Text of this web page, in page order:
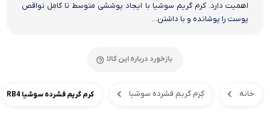
اهمیت دارد. کرم گریم سوشیا با ایجاد پوششی متوسط تا کامل نواقص
پوست را پوشانده و با داشتن...
بازخورد درباره این کالا
خانه کِرم گریم فشرده سوشیا کرم گریم فشرده سوشیا RB4